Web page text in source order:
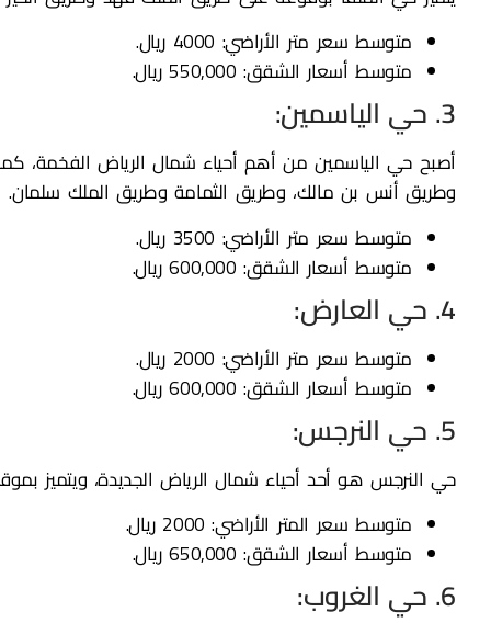
متوسط سعر متر الأراضي: 4000 ريال.
متوسط أسعار الشقق: 550,000 ريال.
3. حي الياسمين:
أصبح حي الياسمين من أهم أحياء شمال الرياض الفخمة،
وطريق أنس بن مالك، وطريق الثمامة وطريق الملك سلمان.
متوسط سعر متر الأراضي: 3500 ريال.
متوسط أسعار الشقق: 600,000 ريال.
4. حي العارض:
متوسط سعر متر الأراضي: 2000 ريال.
متوسط أسعار الشقق: 600,000 ريال.
5. حي النرجس:
حي النرجس هو أحد أحياء شمال الرياض الجديدة، ويتميز
متوسط سعر المتر الأراضي: 2000 ريال.
متوسط أسعار الشقق: 650,000 ريال.
6. حي الغروب: